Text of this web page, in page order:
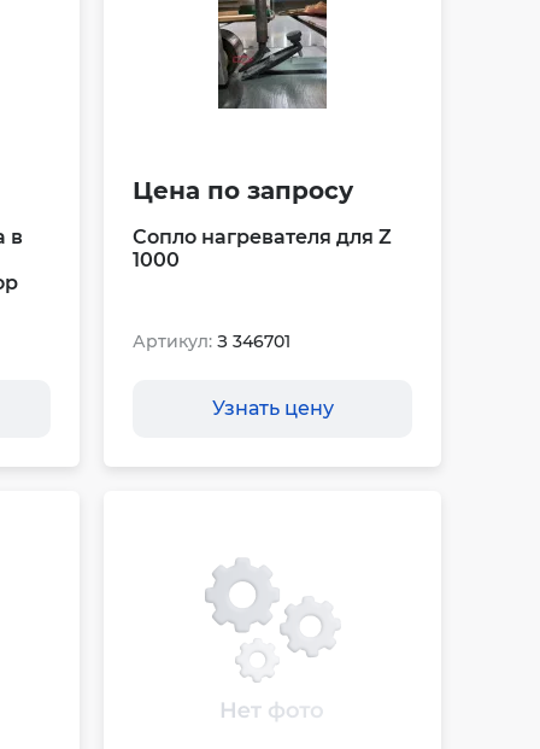
в
Цена по запросу
Сопло нагревателя для Z
1000
Артикул: З 346701
Узнать цену